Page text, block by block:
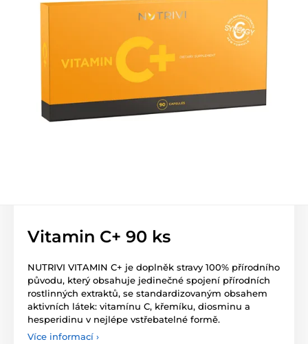
Vitamin C+ 90 ks
NUTRIVI VITAMIN C+ je doplněk stravy 100% přírodního
původu, který obsahuje jedinečné spojení přírodních
rostlinných extraktů, se standardizovaným obsahem
aktivních látek: vitamínu C, křemíku, diosminu a
hesperidinu v nejlépe vstřebatelné formě.
Více informací ›